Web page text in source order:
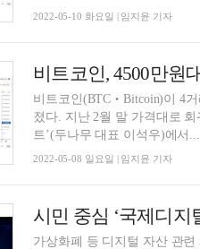
2022-05-10 화요일 | 임지윤 기자
비트코인, 4500만원
비트코인(BTC‧Bitcoin)이 4
졌다. 지난 2월 말 가격대로
트’(두나무 대표 이석우)에서...
2022-05-08 일요일 | 임지윤 기자
시민 중심 ‘국제디지
가상화폐 등 디지털 자산 관